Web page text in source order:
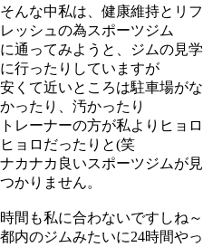
そんな中私は、健康維持とリフ
レッシュの為スポーツジム
に通ってみようと、ジムの見学
に行ったりしていますが
安くて近いところは駐車場がな
かったり、汚かったり
トレーナーの方が私よりヒョロ
ヒョロだったりと(笑
ナカナカ良いスポーツジムが見
つかりません。
時間も私に合わないですしね～
都内のジムみたいに24時間やっ